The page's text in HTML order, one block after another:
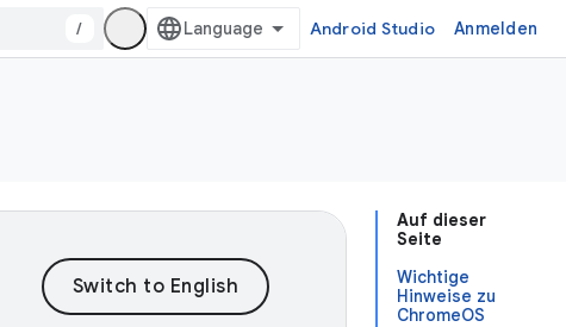
/ Android Studio Anmelden
Auf dieser
Seite
Wichtige
Hinweise zu
ChromeOS